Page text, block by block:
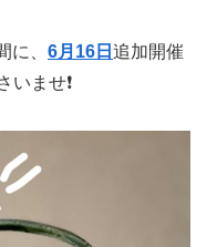
に、 6月16日 追加開催
ませ❗️